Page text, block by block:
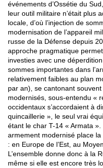
événements d’Ossétie du
leur outil militaire n’était plus
locale, d’où l’injection de
modernisation de l’appareil
russe de la Défense depuis
approche pragmatique
investies avec une
sommes importantes dans
relativement faibles au plan
par an), se cantonant
modernisés, sous-entendu «
occidentaux s’accordaient à
quincaillerie », le seul vrai
étant le char T-14 « Armata
armement modernisé place
: en Europe de l’Est, au
L’ensemble donne donc à la
même si elle est encore très